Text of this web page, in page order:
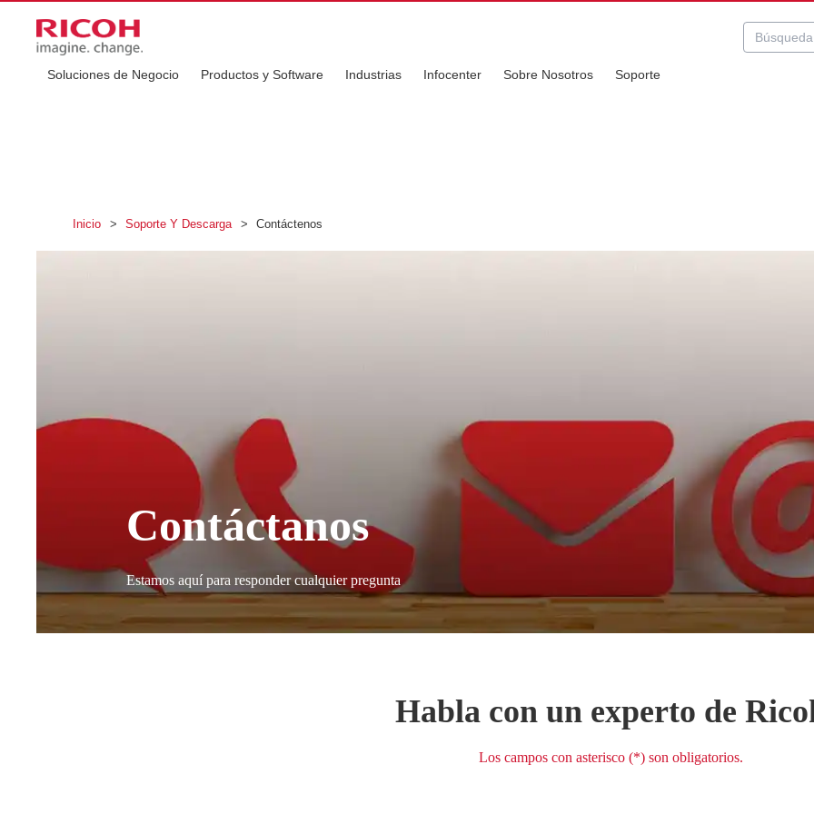
Soluciones de Negocio Productos y Software Industrias Infocenter Sobre Nosotros Soporte
Inicio > Soporte Y Descarga > Contáctenos
Contáctanos
Estamos aquí para responder cualquier pregunta
Habla con un experto de
Los campos con asterisco (*) son obligatorios.